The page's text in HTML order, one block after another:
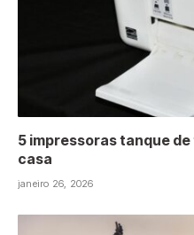
5 impressoras tanque
casa
janeiro 26, 2026